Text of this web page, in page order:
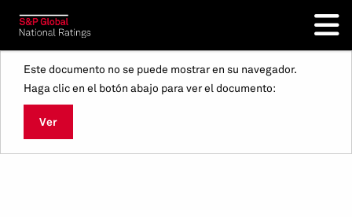
Este documento no se puede mostrar en su navegador.
Haga clic en el botón abajo para ver el documento:
Ver